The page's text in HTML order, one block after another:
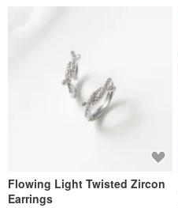
Flowing Light Twisted Zircon
Earrings